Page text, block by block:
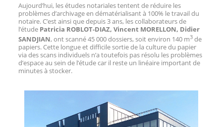
Aujourd’hui, les études notariales tentent de réduire les
problèmes d’archivage en dématérialisant à 100% le travail du
notaire. C’est ainsi que depuis 3 ans, les collaborateurs de
l’étude Patricia ROBLOT-DIAZ, Vincent MORELLON, Didier
SANDJIAN, ont scanné 45 000 dossiers, soit environ 140 m3de
papiers. Cette longue et difficile sortie de la culture du papier
via des scans individuels n’a toutefois pas résolu les problèmes
d’espace au sein de l’étude car il reste un linéaire important de
minutes à stocker.